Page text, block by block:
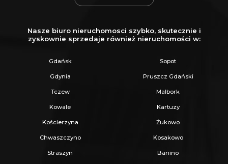
Nasze biuro nieruchomosci szybko, skutecznie i
zyskownie sprzedaje również nieruchomości w:
Gdańsk Sopot
Gdynia Pruszcz Gdański
Tczew Malbork
Kowale Kartuzy
Kościerzyna Żukowo
Chwaszczyno Kosakowo
Straszyn Banino